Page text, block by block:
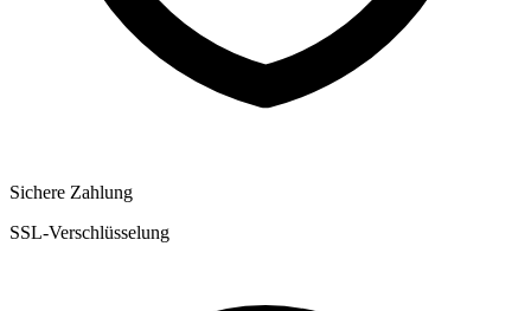
Sichere Zahlung
SSL-Verschlüsselung